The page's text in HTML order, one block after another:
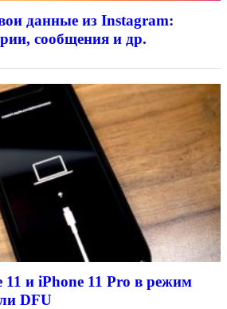
данные из Instagram:
сообщения и др.
11 и iPhone 11 Pro в режим
DFU